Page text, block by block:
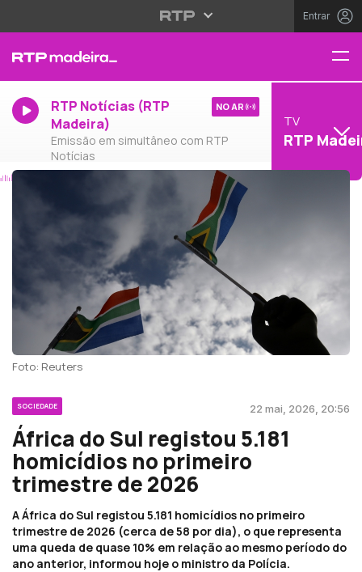
Entrar
RTP Notícias (RTP
Madeira)
Emissão em simultâneo com RTP
Notícias
NO AR
TV
RTP
Foto: Reuters
SOCIEDADE 22 mai, 2026, 20:56
África do Sul registou 5.181
homicídios no primeiro
trimestre de 2026
A África do Sul registou 5.181 homicídios no primeiro
trimestre de 2026 (cerca de 58 por dia), o que representa
uma queda de quase 10% em relação ao mesmo período do
ano anterior, informou hoje o ministro da Polícia.